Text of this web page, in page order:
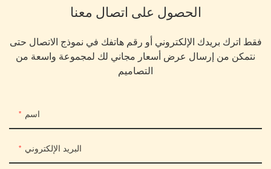
الحصول على اتصال معنا
فقط اترك بريدك الإلكتروني أو رقم هاتفك في نموذج الاتصال حتى
نتمكن من إرسال عرض أسعار مجاني لك لمجموعة واسعة من
التصاميم
اسم
البريد الإلكتروني